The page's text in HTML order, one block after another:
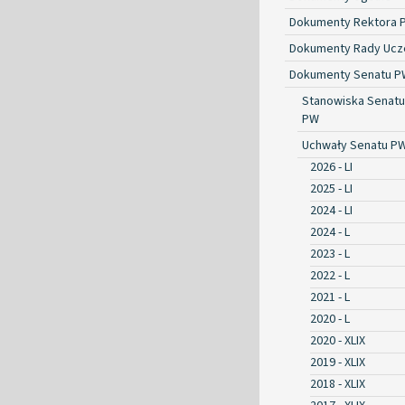
Dokumenty Rektora
Dokumenty Rady
Dokumenty Senatu
Stanowiska Senatu
PW
Uchwały Senatu
2026 - LI
2025 - LI
2024 - LI
2024 - L
2023 - L
2022 - L
2021 - L
2020 - L
2020 - XLIX
2019 - XLIX
2018 - XLIX